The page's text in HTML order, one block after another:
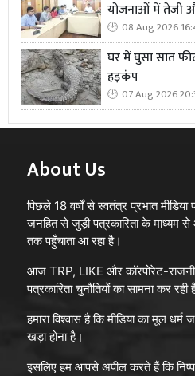
योजनाओं में तेजी
08 Aug 2026
घर में घुसा सात
हड़कंप
07 Aug 2026
About Us
पिछले 18 वर्षों से स्वतंत्र प्रभात मीडिया
जनहित से जुड़ी पत्रकारिता के
तक पहुँचाता आ रहा है।
आज TRP, LIKE और कॉरपोरेट-
पत्रकारिता चुनौतियों का सामना कर रही
हमारा विश्वास है कि मीडिया का मूल
खड़ा होना है।
इसलिए हम आपसे अपील करते हैं कि